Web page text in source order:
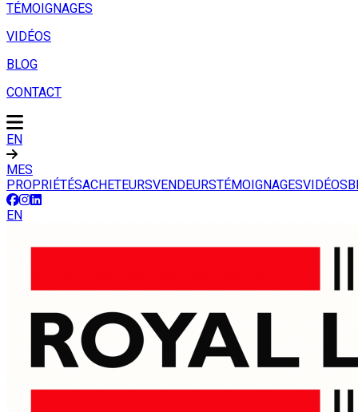
TÉMOIGNAGES
VIDÉOS
BLOG
CONTACT
EN
MES
PROPRIÉTÉSACHETEURSVENDEURSTÉMOIGNAGESVIDÉOS
EN